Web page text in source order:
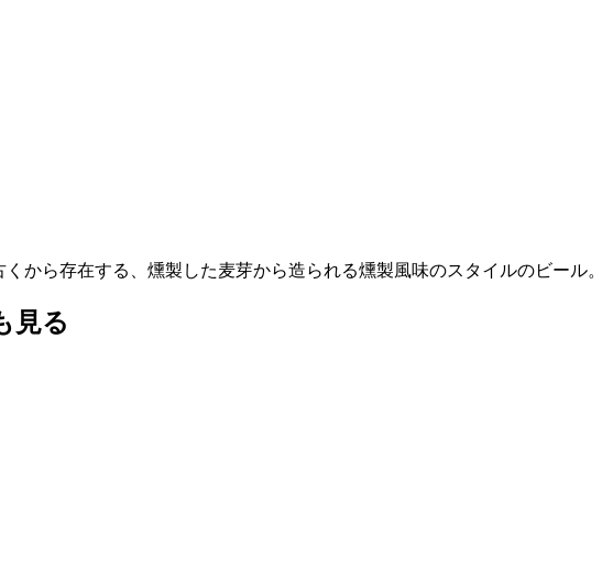
から存在する、燻製した麦芽から造られる燻製風味のスタイルのビール。
見る